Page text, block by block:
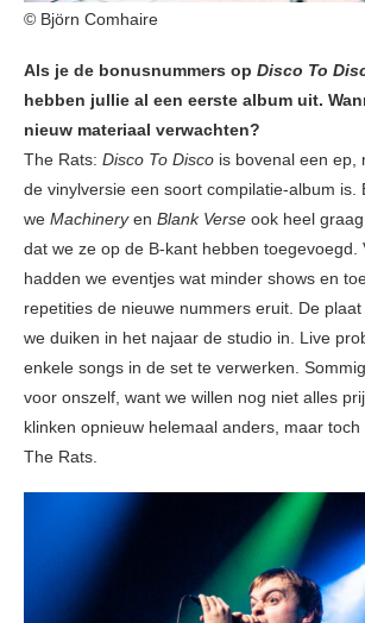
© Björn Comhaire
Als je de bonusnummers op Disco To
hebben jullie al een eerste album uit.
nieuw materiaal verwachten?
The Rats: Disco To Disco is bovenal een ep,
de vinylversie een soort compilatie-album is.
we Machineryen Blank Verse ook heel
dat we ze op de B-kant hebben toegevoegd.
hadden we eventjes wat minder shows en
repetities de nieuwe nummers eruit. De
we duiken in het najaar de studio in. Live
enkele songs in de set te verwerken.
voor onszelf, want we willen nog niet alles
klinken opnieuw helemaal anders, maar
The Rats.